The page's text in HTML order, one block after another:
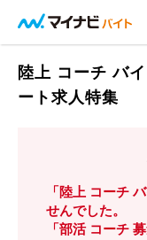
陸上 コーチ バ
ート求人特集
「陸上 コーチ
せんでした。
「部活 コーチ